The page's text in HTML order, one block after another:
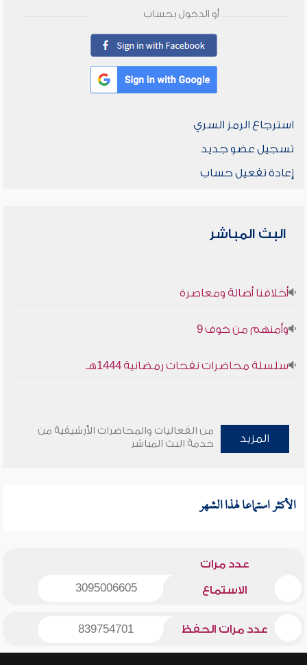
أو الدخول بحساب
استرجاع الرمز السري
تسجيل عضو جديد
إعادة تفعيل حساب
البث المباشر
أخلاقنا أصالة ومعاصرة
وأمنهم من خوف 9
سلسلة محاضرات نفحات رمضانية 1444هـ
المزيد
من الفعاليات والمحاضرات الأرشيفية من
خدمة البث المباشر
الأكثر استماعا لهذا الشهر
عدد مرات
الاستماع 3095006605
عدد مرات الحفظ 839754701